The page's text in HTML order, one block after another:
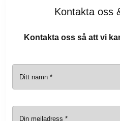
Kontakta oss
Kontakta oss så att vi